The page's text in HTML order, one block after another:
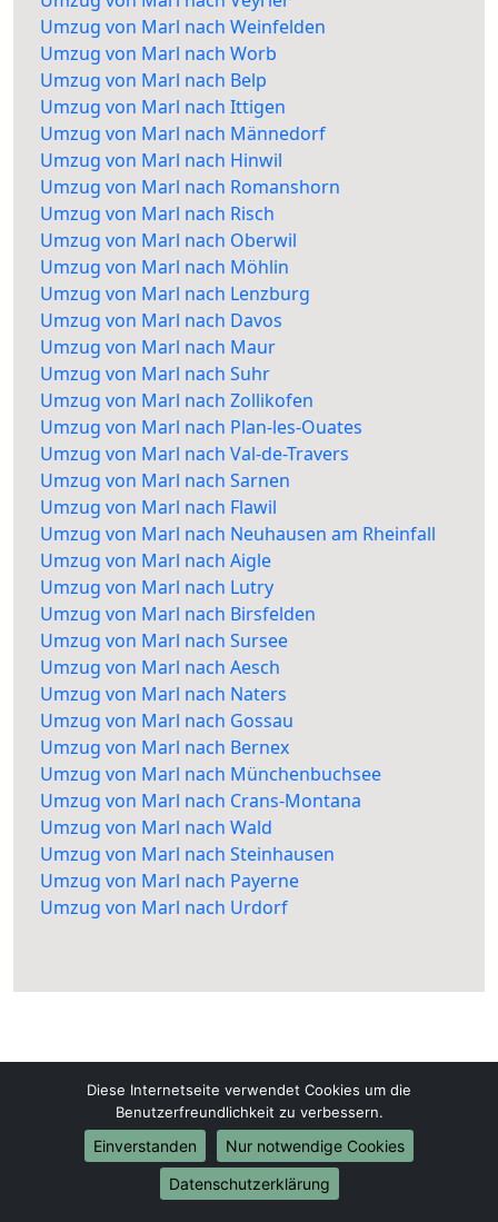
Umzug von Marl nach Weinfelden
Umzug von Marl nach Worb
Umzug von Marl nach Belp
Umzug von Marl nach Ittigen
Umzug von Marl nach Männedorf
Umzug von Marl nach Hinwil
Umzug von Marl nach Romanshorn
Umzug von Marl nach Risch
Umzug von Marl nach Oberwil
Umzug von Marl nach Möhlin
Umzug von Marl nach Lenzburg
Umzug von Marl nach Davos
Umzug von Marl nach Maur
Umzug von Marl nach Suhr
Umzug von Marl nach Zollikofen
Umzug von Marl nach Plan-les-Ouates
Umzug von Marl nach Val-de-Travers
Umzug von Marl nach Sarnen
Umzug von Marl nach Flawil
Umzug von Marl nach Neuhausen am Rheinfall
Umzug von Marl nach Aigle
Umzug von Marl nach Lutry
Umzug von Marl nach Birsfelden
Umzug von Marl nach Sursee
Umzug von Marl nach Aesch
Umzug von Marl nach Naters
Umzug von Marl nach Gossau
Umzug von Marl nach Bernex
Umzug von Marl nach Münchenbuchsee
Umzug von Marl nach Crans-Montana
Umzug von Marl nach Wald
Umzug von Marl nach Steinhausen
Umzug von Marl nach Payerne
Umzug von Marl nach Urdorf
Marl-Umzugsfirma.de
01579-2482398
Diese Internetseite verwendet Cookies um die
Benutzerfreundlichkeit zu verbessern.
Einverstanden
Nur notwendige Cookies
Datenschutzerklärung